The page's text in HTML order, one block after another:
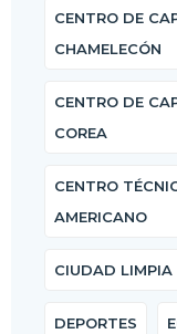
CENTRO DE
CHAMELECÓN
CENTRO DE
COREA
CENTRO
AMERICANO
CIUDAD LIMPIA
DEPORTES